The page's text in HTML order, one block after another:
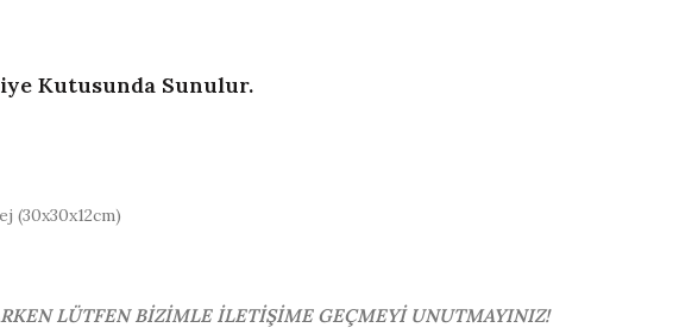
Kutusunda Sunulur.
(30x30x12cm)
LÜTFEN BİZİMLE İLETİŞİME GEÇMEYİ UNUTMAYINIZ!